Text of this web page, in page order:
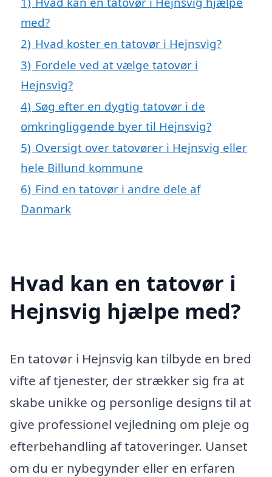
med?
2) Hvad koster en tatovør i Hejnsvig?
3) Fordele ved at vælge tatovør i
Hejnsvig?
4) Søg efter en dygtig tatovør i de
omkringliggende byer til Hejnsvig?
5) Oversigt over tatovører i Hejnsvig eller
hele Billund kommune
6) Find en tatovør i andre dele af
Danmark
Hvad kan en tatovør i
Hejnsvig hjælpe med?
En tatovør i Hejnsvig kan tilbyde en bred
vifte af tjenester, der strækker sig fra at
skabe unikke og personlige designs til at
give professionel vejledning om pleje og
efterbehandling af tatoveringer. Uanset
om du er nybegynder eller en erfaren